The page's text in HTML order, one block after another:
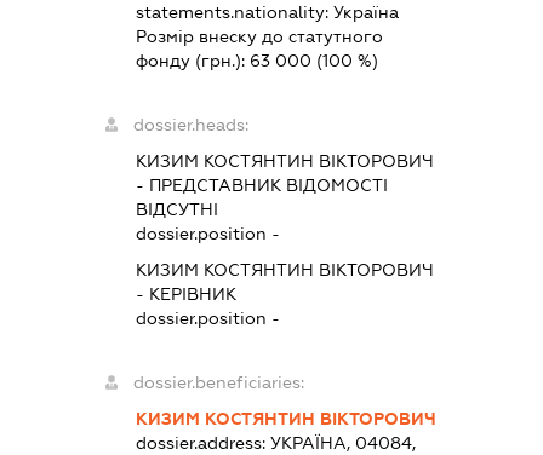
statements.nationality: Україна
Розмір внеску до статутного
фонду (грн.): 63 000 (100 %)
dossier.heads:
КИЗИМ КОСТЯНТИН ВІКТОРОВИЧ
- ПРЕДСТАВНИК ВІДОМОСТІ
ВІДСУТНІ
dossier.position -
КИЗИМ КОСТЯНТИН ВІКТОРОВИЧ
- КЕРІВНИК
dossier.position -
dossier.beneficiaries:
КИЗИМ КОСТЯНТИН ВІКТОРОВИЧ
dossier.address: УКРАЇНА, 04084,